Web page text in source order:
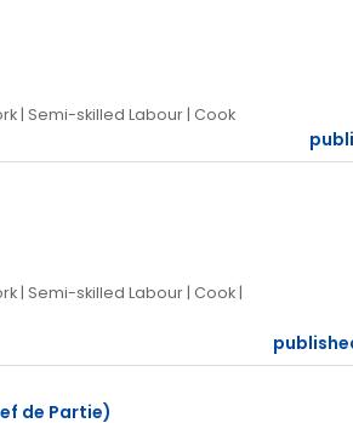
| Semi-skilled Labour | Cook
| Semi-skilled Labour | Cook |
de Partie)